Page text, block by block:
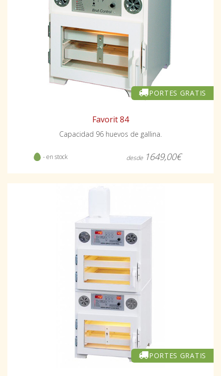
PORTES GRATIS
Favorit 84
Capacidad 96 huevos de gallina.
- en stock desde 1649,00€
PORTES GRATIS